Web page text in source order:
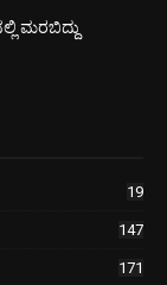
ಮರಬಿದ್ದು
19
147
171